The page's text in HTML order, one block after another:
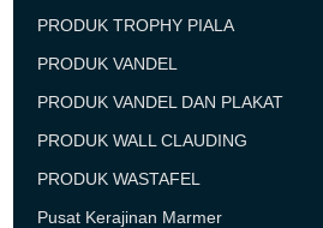
PRODUK TROPHY PIALA
PRODUK VANDEL
PRODUK VANDEL DAN PLAKAT
PRODUK WALL CLAUDING
PRODUK WASTAFEL
Pusat Kerajinan Marmer